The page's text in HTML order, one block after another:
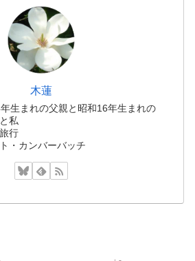
木蓮
生まれの父親と昭和16年生まれの
私
行
・カンバーバッチ